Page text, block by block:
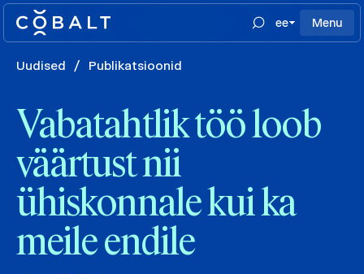
ee Menu
Uudised / Publikatsioonid
Vabatahtlik töö loob
väärtust nii
ühiskonnale kui ka
meile endile